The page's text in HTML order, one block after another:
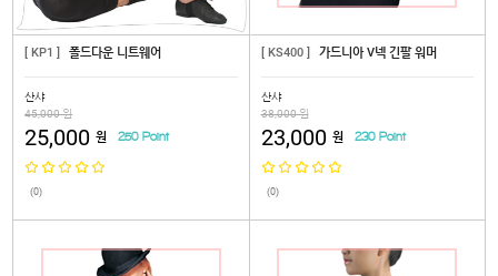
[ KP1 ] 폴드다운 니트웨어
산샤
45,000 원
25,000 원 250 Point
(0)
[ KS400 ] 가드니아 V넥 긴팔 워머
산샤
38,000 원
23,000 원 230 Point
(0)